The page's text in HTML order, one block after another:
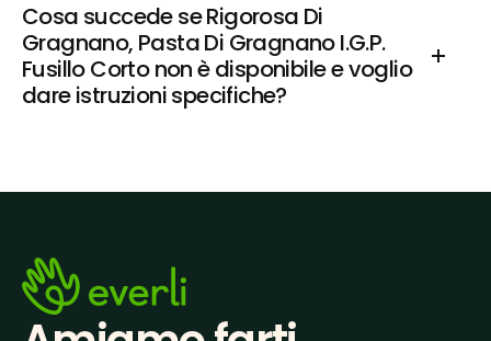
Cosa succede se Rigorosa Di
Gragnano, Pasta Di Gragnano I.G.P.
Fusillo Corto non è disponibile e voglio
dare istruzioni specifiche?